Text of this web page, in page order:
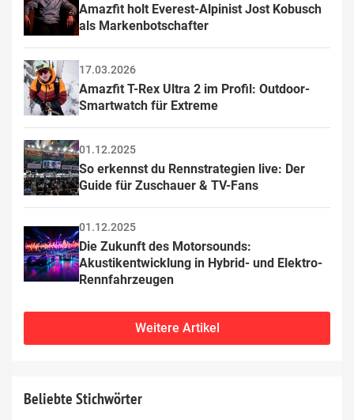
Amazfit holt Everest-Alpinist Jost Kobusch
als Markenbotschafter
17.03.2026
Amazfit T-Rex Ultra 2 im Profil: Outdoor-
Smartwatch für Extreme
01.12.2025
So erkennst du Rennstrategien live: Der
Guide für Zuschauer & TV-Fans
01.12.2025
Die Zukunft des Motorsounds:
Akustikentwicklung in Hybrid- und Elektro-
Rennfahrzeugen
Weitere Artikel
Beliebte Stichwörter